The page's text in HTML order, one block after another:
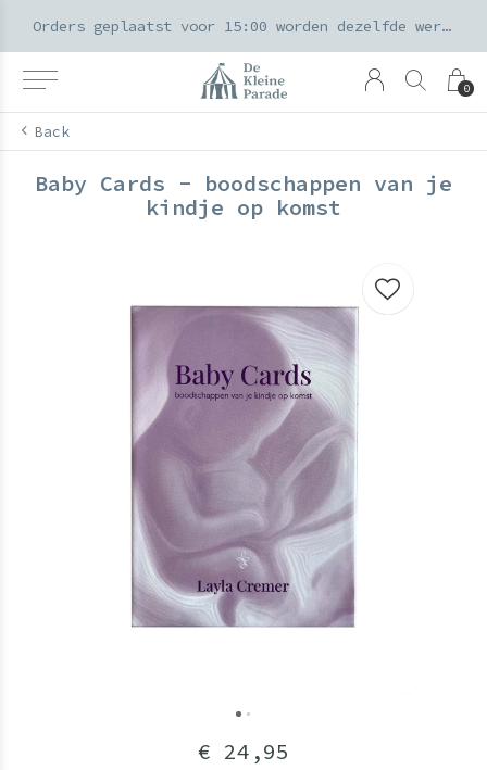
0
Orders geplaatst voor 15:00 worden dezelfde werkdag verzonden
Back
Baby Cards - boodschappen van je
kindje op komst
€ 24,95